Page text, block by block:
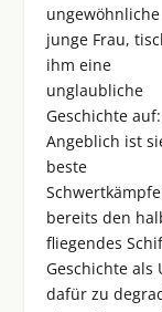
ungewöhnliche
junge Frau,
ihm eine
unglaubliche
Geschichte auf:
Angeblich ist
beste
bereits den
fliegendes
Geschichte als
dafür zu